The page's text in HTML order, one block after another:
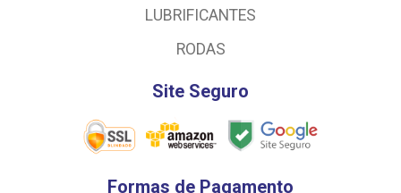
LUBRIFICANTES
RODAS
Site Seguro
Formas de Pagamento